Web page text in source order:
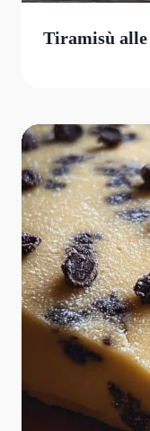
Tiramisù alle